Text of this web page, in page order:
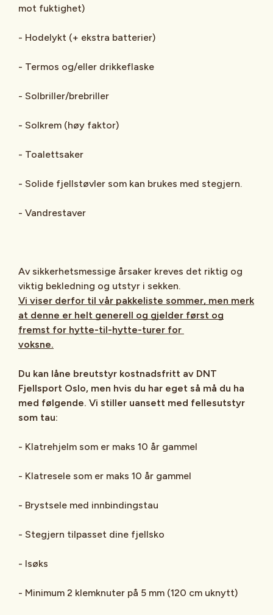
mot fuktighet)
- Hodelykt (+ ekstra batterier)
- Termos og/eller drikkeflaske
- Solbriller/brebriller
- Solkrem (høy faktor)
- Toalettsaker
- Solide fjellstøvler som kan brukes med stegjern.
- Vandrestaver
Av sikkerhetsmessige årsaker kreves det riktig og
viktig bekledning og utstyr i sekken.
Vi viser derfor til vår pakkeliste sommer, men merk
at denne er helt generell og gjelder først og
fremst for hytte-til-hytte-turer for
voksne.
Du kan låne breutstyr kostnadsfritt av DNT
Fjellsport Oslo, men hvis du har eget så må du ha
med følgende. Vi stiller uansett med fellesutstyr
som tau:
- Klatrehjelm som er maks 10 år gammel
- Klatresele som er maks 10 år gammel
- Brystsele med innbindingstau
- Stegjern tilpasset dine fjellsko
- Isøks
- Minimum 2 klemknuter på 5 mm (120 cm uknytt)